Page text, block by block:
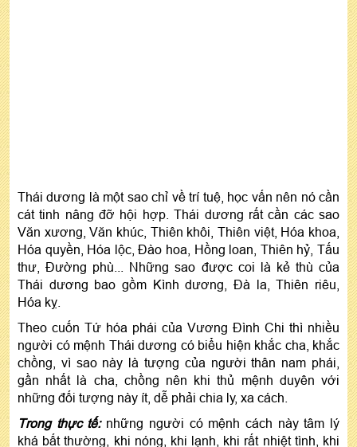
Thái dương là một sao chỉ về trí tuệ, học vấn nên nó cần
cát tinh nâng đỡ hội hợp. Thái dương rất cần các sao
Văn xương, Văn khúc, Thiên khôi, Thiên việt, Hóa khoa,
Hóa quyền, Hóa lộc, Đào hoa, Hồng loan, Thiên hỷ, Tấu
thư, Đường phù... Những sao được coi là kẻ thù của
Thái dương bao gồm Kình dương, Đà la, Thiên riêu,
Hóa kỵ.
Theo cuốn Tứ hóa phái của Vương Đình Chi thì nhiều
người có mệnh Thái dương có biểu hiện khắc cha, khắc
chồng, vì sao này là tượng của người thân nam phái,
gần nhất là cha, chồng nên khi thủ mệnh duyên với
những đối tượng này ít, dễ phải chia ly, xa cách.
Trong thực tế:những người có mệnh cách này tâm lý
khá bất thường, khi nóng, khi lạnh, khi rất nhiệt tình, khi